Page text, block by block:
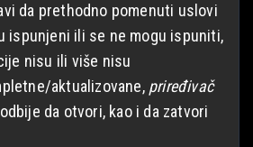
da prethodno pomenuti uslovi
ispunjeni ili se ne mogu ispuniti,
nisu ili više nisu
aktualizovane, priređivač
da otvori, kao i da zatvori